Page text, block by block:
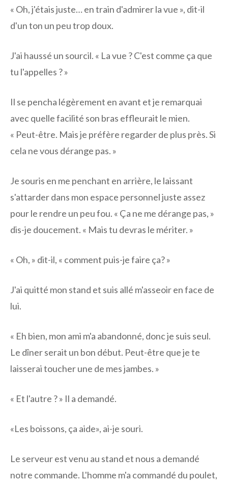
« Oh, j'étais juste… en train d'admirer la vue », dit-il
d'un ton un peu trop doux.
J'ai haussé un sourcil. « La vue ? C'est comme ça que
tu l'appelles ? »
Il se pencha légèrement en avant et je remarquai
avec quelle facilité son bras effleurait le mien.
« Peut-être. Mais je préfère regarder de plus près. Si
cela ne vous dérange pas. »
Je souris en me penchant en arrière, le laissant
s'attarder dans mon espace personnel juste assez
pour le rendre un peu fou. « Ça ne me dérange pas, »
dis-je doucement. « Mais tu devras le mériter. »
« Oh, » dit-il, « comment puis-je faire ça? »
J'ai quitté mon stand et suis allé m'asseoir en face de
lui.
« Eh bien, mon ami m'a abandonné, donc je suis seul.
Le dîner serait un bon début. Peut-être que je te
laisserai toucher une de mes jambes. »
« Et l'autre ? » Il a demandé.
«Les boissons, ça aide», ai-je souri.
Le serveur est venu au stand et nous a demandé
notre commande. L'homme m'a commandé du poulet,